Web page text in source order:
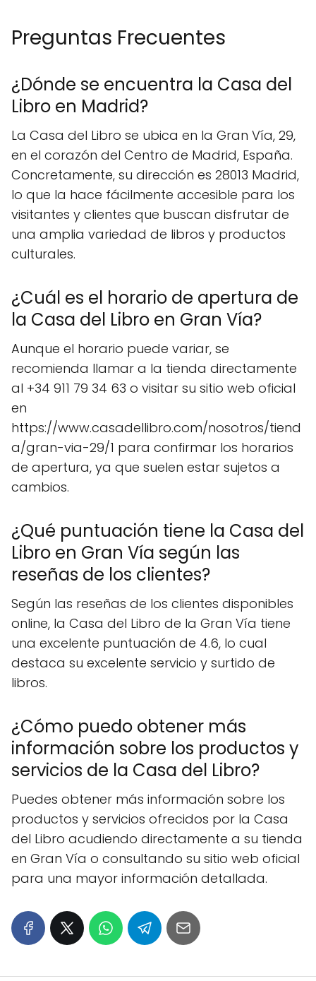
Preguntas Frecuentes
¿Dónde se encuentra la Casa del
Libro en Madrid?
La Casa del Libro se ubica en la Gran Vía, 29,
en el corazón del Centro de Madrid, España.
Concretamente, su dirección es 28013 Madrid,
lo que la hace fácilmente accesible para los
visitantes y clientes que buscan disfrutar de
una amplia variedad de libros y productos
culturales.
¿Cuál es el horario de apertura de
la Casa del Libro en Gran Vía?
Aunque el horario puede variar, se
recomienda llamar a la tienda directamente
al +34 911 79 34 63 o visitar su sitio web oficial
en
https://www.casadellibro.com/nosotros/tiend
a/gran-via-29/1 para confirmar los horarios
de apertura, ya que suelen estar sujetos a
cambios.
¿Qué puntuación tiene la Casa del
Libro en Gran Vía según las
reseñas de los clientes?
Según las reseñas de los clientes disponibles
online, la Casa del Libro de la Gran Vía tiene
una excelente puntuación de 4.6, lo cual
destaca su excelente servicio y surtido de
libros.
¿Cómo puedo obtener más
información sobre los productos y
servicios de la Casa del Libro?
Puedes obtener más información sobre los
productos y servicios ofrecidos por la Casa
del Libro acudiendo directamente a su tienda
en Gran Vía o consultando su sitio web oficial
para una mayor información detallada.